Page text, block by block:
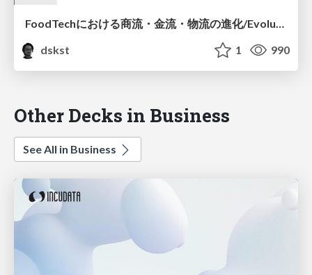
FoodTechにおける商流・金流・物流の進化/Evolution of Commercial, Financial, and Logistics in FoodTech
dskst
1 990
Other Decks in Business
See All in Business